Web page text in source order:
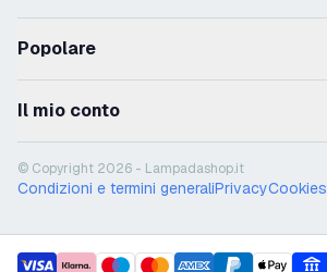
Popolare
Il mio conto
© Copyright 2026 - Lampadashop.it
Condizioni e termini generaliPrivacyCookies